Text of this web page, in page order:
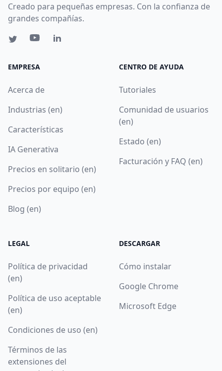
Creado para pequeñas empresas. Con la confianza de
grandes compañías.
EMPRESA
Acerca de
Industrias (en)
Características
IA Generativa
Precios en solitario (en)
Precios por equipo (en)
Blog (en)
CENTRO DE AYUDA
Tutoriales
Comunidad de usuarios
(en)
Estado (en)
Facturación y FAQ (en)
LEGAL
Política de privacidad
(en)
Política de uso aceptable
(en)
Condiciones de uso (en)
Términos de las
extensiones del
DESCARGAR
Cómo instalar
Google Chrome
Microsoft Edge